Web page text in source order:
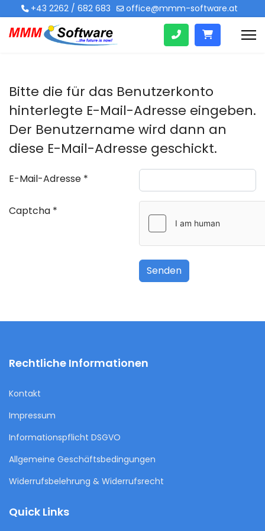
+43 2262 / 682 683 office@mmm-software.at
Bitte die für das Benutzerkonto
hinterlegte E-Mail-Adresse eingeben.
Der Benutzername wird dann an
diese E-Mail-Adresse geschickt.
E-Mail-Adresse *
Captcha *
Senden
Rechtliche Informationen
Kontakt
Impressum
Informationspflicht DSGVO
Allgemeine Geschäftsbedingungen
Widerrufsbelehrung & Widerrufsrecht
Quick Links